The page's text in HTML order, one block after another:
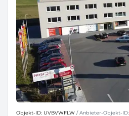
Objekt-ID: UVBVWFLW / Anbieter-Objekt-ID: